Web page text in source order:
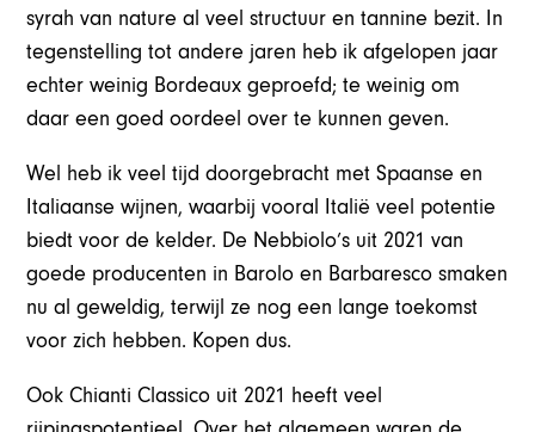
syrah van nature al veel structuur en tannine bezit. In
tegenstelling tot andere jaren heb ik afgelopen jaar
echter weinig Bordeaux geproefd; te weinig om
daar een goed oordeel over te kunnen geven.
Wel heb ik veel tijd doorgebracht met Spaanse en
Italiaanse wijnen, waarbij vooral Italië veel potentie
biedt voor de kelder. De Nebbiolo’s uit 2021 van
goede producenten in Barolo en Barbaresco smaken
nu al geweldig, terwijl ze nog een lange toekomst
voor zich hebben. Kopen dus.
Ook Chianti Classico uit 2021 heeft veel